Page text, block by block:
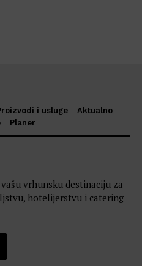
i usluge
Aktualno
Planer
vrhunsku destinaciju za
hotelijerstvu i catering